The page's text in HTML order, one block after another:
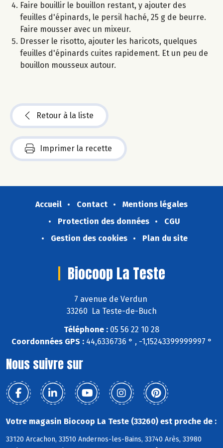
Faire bouillir le bouillon restant, y ajouter des
feuilles d'épinards, le persil haché, 25 g de beurre.
Faire mousser avec un mixeur.
Dresser le risotto, ajouter les haricots, quelques
feuilles d'épinards cuites rapidement. Et un peu de
bouillon mousseux autour.
Retour à la liste
Imprimer la recette
Accueil Contact
Mentions légales
Protection des données
CGU
Gestion des cookies
Plan du site
Biocoop La Teste
7 avenue de Verdun
33260 La Teste-de-Buch
Téléphone : 05 56 22 10 28
Coordonnées GPS :44,6336736 ° , -1,15243399999997 °
Nous suivre sur
Votre magasin Biocoop La Teste (33260) est proche de :
33120 Arcachon, 33510 Andernos-les-Bains, 33740 Arès, 33980